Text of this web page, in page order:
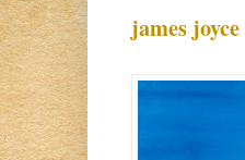
james joyce